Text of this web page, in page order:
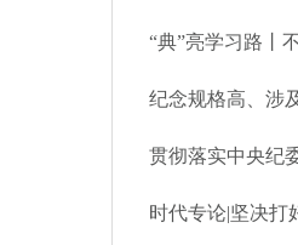
“典”亮学习路丨
贯彻落实中央纪
时代专论|坚决打